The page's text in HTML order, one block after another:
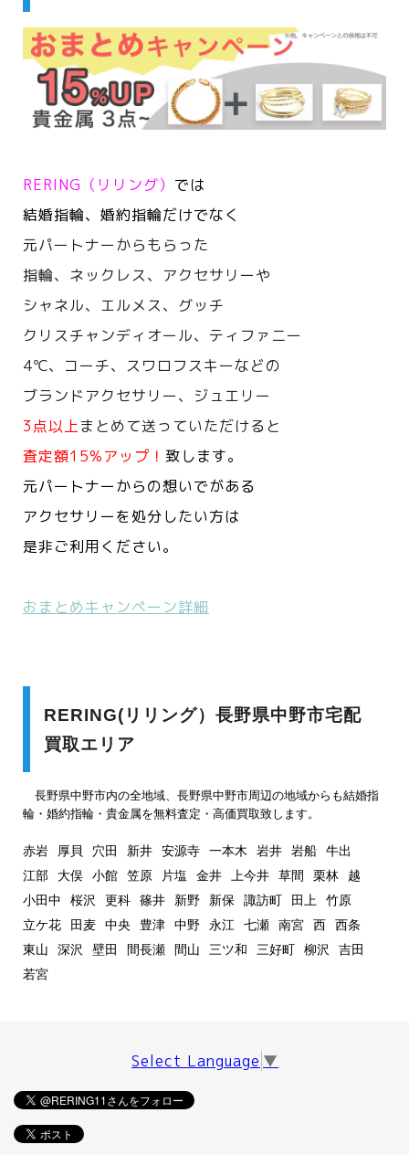
RERING（リリング） では
結婚指輪、婚約指輪だけでなく
元パートナーからもらった
指輪、ネックレス、アクセサリーや
シャネル、エルメス、 グッチ
クリスチャンディオール、ティファニー
4℃、コーチ、スワロフスキーなどの
ブランドアクセサリー、ジュエリー
3点以上まとめて送っていただけると
査定額15%アップ！ 致します。
元パートナーからの想いでがある
アクセサリーを処分したい方は
是非ご利用ください。
おまとめキャンペーン詳細
RERING(リリング）長野県中野市宅配
買取エリア
長野県中野市内の全地域、長野県中野市周辺の地域からも結婚指
輪・婚約指輪・貴金属を無料査定・高価買取致します。
赤岩 厚貝 穴田 新井 安源寺 一本木 岩井 岩船
牛出
江部
大俣 小館 笠原 片塩 金井 上今井 草間 栗林
越
小田中
桜沢 更科 篠井 新野 新保 諏訪町 田上
竹原
立ケ花
田麦 中央 豊津 中野 永江 七瀬 南宮 西
西条
東山
深沢 壁田 間長瀬 間山 三ツ和 三好町 柳沢
吉田
若宮
Select Language ▼